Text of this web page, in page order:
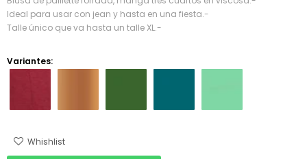
Ideal para usar con jean y hasta en una fiesta.-
Talle único que va hasta un talle XL.-
Variantes: